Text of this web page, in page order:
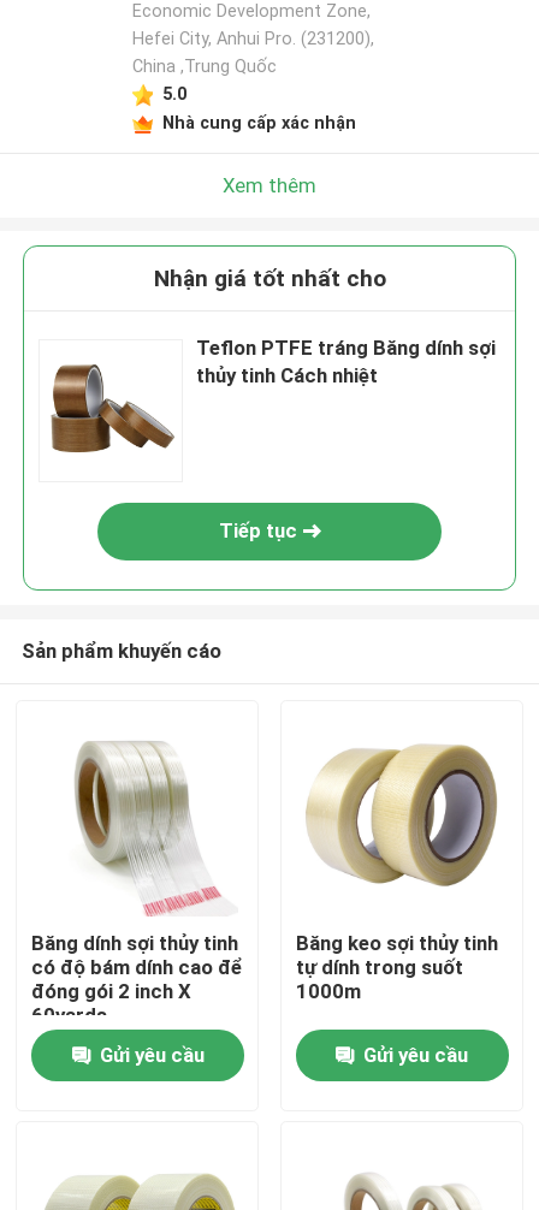
Nhà
Địa chỉ liên hệ
Economic Development Zone,
Hefei City, Anhui Pro. (231200),
China ,Trung Quốc
5.0
Nhà cung cấp xác nhận
Xem thêm
Nhận giá tốt nhất cho
Teflon PTFE tráng Băng dính sợi
thủy tinh Cách nhiệt
Tiếp tục
Sản phẩm khuyến cáo
Băng dính sợi thủy tinh
có độ bám dính cao để
đóng gói 2 inch X
60yards
Gửi yêu cầu
Băng keo sợi thủy tinh
tự dính trong suốt
1000m
Gửi yêu cầu